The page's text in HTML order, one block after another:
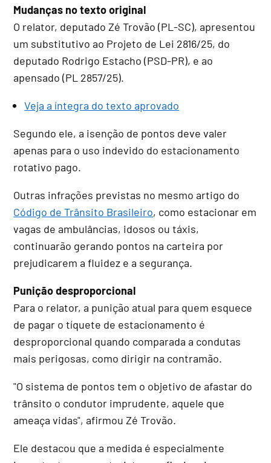
Mudanças no texto original
O relator, deputado Zé Trovão (PL-SC), apresentou
um substitutivo ao Projeto de Lei 2816/25, do
deputado Rodrigo Estacho (PSD-PR), e ao
apensado (PL 2857/25).
Veja a íntegra do texto aprovado
Segundo ele, a isenção de pontos deve valer
apenas para o uso indevido do estacionamento
rotativo pago.
Outras infrações previstas no mesmo artigo do
Código de Trânsito Brasileiro, como estacionar em
vagas de ambulâncias, idosos ou táxis,
continuarão gerando pontos na carteira por
prejudicarem a fluidez e a segurança.
Punição desproporcional
Para o relator, a punição atual para quem esquece
de pagar o tíquete de estacionamento é
desproporcional quando comparada a condutas
mais perigosas, como dirigir na contramão.
"O sistema de pontos tem o objetivo de afastar do
trânsito o condutor imprudente, aquele que
ameaça vidas", afirmou Zé Trovão.
Ele destacou que a medida é especialmente